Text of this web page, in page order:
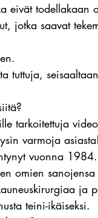
eivät todellakaan
jotka saavat
tuttuja,
tarkoitettuja
varmoja asiasta!
vuonna 1984.
omien sanojensa
ja
teini-ikäiseksi.